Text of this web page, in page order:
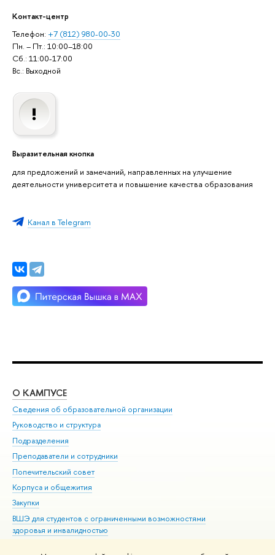
Контакт-центр
Телефон: +7 (812) 980-00-30
Пн. – Пт.: 10:00–18:00
Сб.: 11:00-17:00
Вс.: Выходной
Выразительная кнопка
для предложений и замечаний, направленных на улучшение
деятельности университета и повышение качества образования
Канал в Telegram
О КАМПУСЕ
Сведения об образовательной организации
Руководство и структура
Подразделения
Преподаватели и сотрудники
Попечительский совет
Корпуса и общежития
Закупки
ВШЭ для студентов с ограниченными возможностями
здоровья и инвалидностью